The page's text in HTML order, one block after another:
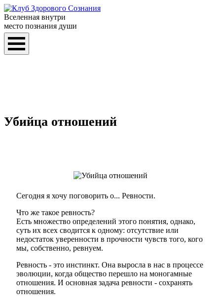
Вселенная внутри
место познания души
Убийца отношений
Сегодня я хочу поговорить о... Ревности.
Что же такое ревность?
Есть множество определений этого понятия, однако,
суть их всех сводится к одному: отсутствие или
недостаток уверенности в прочности чувств того, кого
мы, собственно, ревнуем.
Ревность - это инстинкт. Она выросла в нас в процессе
эволюции, когда общество перешло на моногамные
отношения. И основная задача ревности - сохранять
отношения.